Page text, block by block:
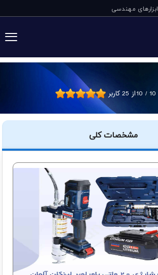
ابزارهای مهندسی
گریس پمپ شارژی 20 ولتی پاورلوبر 10 / 10 از 25کاربر
مشخصات کلی